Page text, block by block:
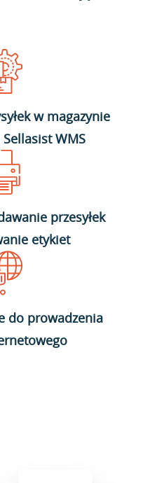
w magazynie
WMS
przesyłek
etykiet
do prowadzenia